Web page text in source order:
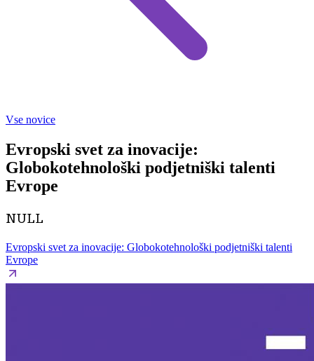
Vse novice
Evropski svet za inovacije:
Globokotehnološki podjetniški talenti
Evrope
NULL
Evropski svet za inovacije: Globokotehnološki podjetniški talenti
Evrope